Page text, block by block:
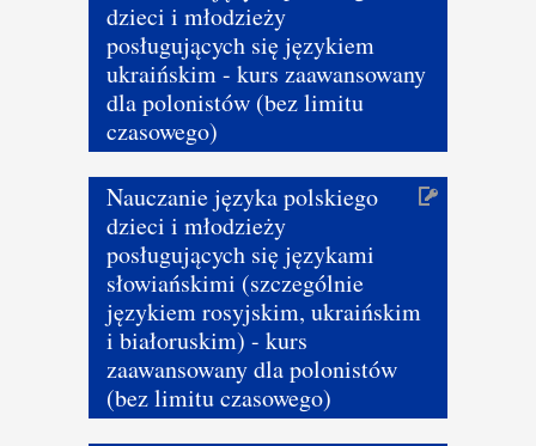
dzieci i młodzieży
posługujących się językiem
ukraińskim - kurs zaawansowany
dla polonistów (bez limitu
czasowego)
Nauczanie języka polskiego
dzieci i młodzieży
posługujących się językami
słowiańskimi (szczególnie
językiem rosyjskim, ukraińskim
i białoruskim) - kurs
zaawansowany dla polonistów
(bez limitu czasowego)